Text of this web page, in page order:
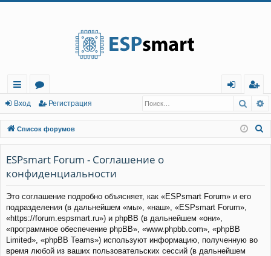
с
ы
лк
и
о
ру
м
ы
д
г
ис
тр
Вход Регистрация
Список форумов
ESPsmart Forum - Соглашение о
конфиденциальности
Это соглашение подробно объясняет, как «ESPsmart Forum» и его
подразделения (в дальнейшем «мы», «наш», «ESPsmart Forum»,
«https://forum.espsmart.ru») и phpBB (в дальнейшем «они»,
«программное обеспечение phpBB», «www.phpbb.com», «phpBB
Limited», «phpBB Teams») используют информацию, полученную во
время любой из ваших пользовательских сессий (в дальнейшем